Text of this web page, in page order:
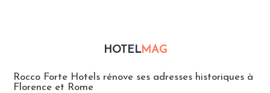
HOTELMAG
Rocco Forte Hotels rénove ses adresses historiques à
Florence et Rome